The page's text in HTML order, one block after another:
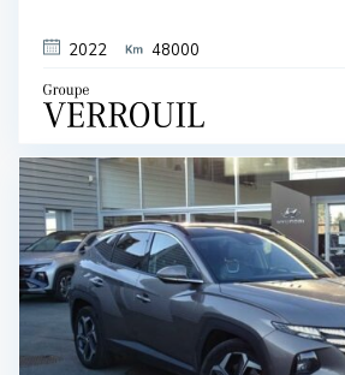
2022 48000